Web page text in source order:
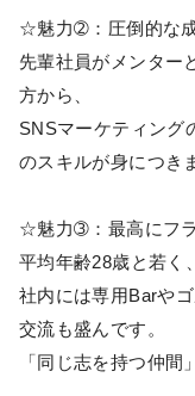
☆魅力➁：圧倒的な
先輩社員がメンター
方から、
SNSマーケティング
のスキルが身につき
☆魅力➂：最高にフ
平均年齢28歳と若く
社内には専用Barや
交流も盛んです。
「同じ志を持つ仲間